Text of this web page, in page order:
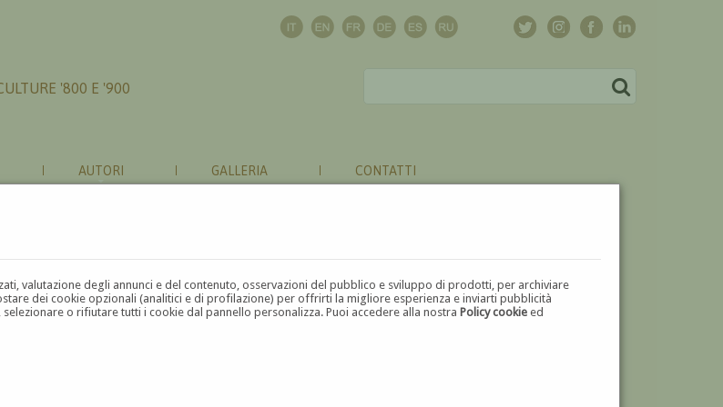
valutazione degli annunci e del contenuto, osservazioni del pubblico e sviluppo di prodotti, per archiviare
dei cookie opzionali (analitici e di profilazione) per offrirti la migliore esperienza e inviarti pubblicità
o rifiutare tutti i cookie dal pannello personalizza. Puoi accedere alla nostraPolicy cookie ed
'800 E '900
AUTORI GALLERIA CONTATTI
J K L M N O P Q R S T U V W X Y Z ⬅